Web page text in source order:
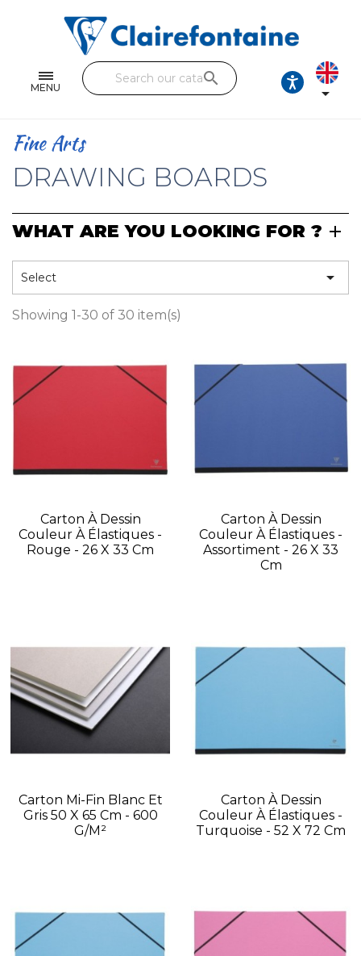
MENU
Single and double sheets
Fine arts
Handicraft
Pencil cases & Leather goods
FIND OUR COLLECTIONS
search

Fine Arts
DRAWING BOARDS
WHAT ARE YOU LOOKING FOR ?
Select 
Showing 1-30 of 30 item(s)
Carton À Dessin
Couleur À Élastiques -
Rouge - 26 X 33 Cm
Carton À Dessin
Couleur À Élastiques -
Assortiment - 26 X 33
Cm
Carton Mi-Fin Blanc Et
Gris 50 X 65 Cm - 600
G/m²
Carton À Dessin
Couleur À Élastiques -
Turquoise - 52 X 72 Cm